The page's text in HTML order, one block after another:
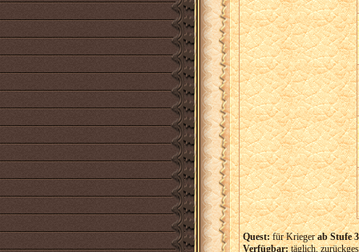
Quest:für Kriegerab Stufe 3
Verfügbar:täglich,